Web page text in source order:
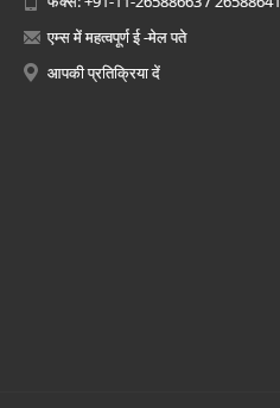
एम्स में महत्वपूर्ण ई -मेल पते
आपकी प्रतिक्रिया दें